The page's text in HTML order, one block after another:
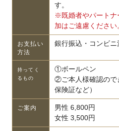
す。
※既婚者やパートナ
加はご遠慮ください
お支払い
方法
銀行振込・コンビ
持ってく
るもの
①ボールペン
②ご本人様確認ので
保険証など）
ご案内
男性 6,800円
女性 3,500円